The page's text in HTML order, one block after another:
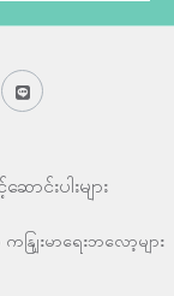
ာင်းပါးများ
ျြးမာရေးဘလော့များ